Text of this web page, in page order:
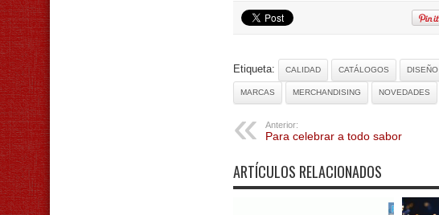
Etiqueta: CALIDAD CATÁLOGOS DISEÑO
MARCAS MERCHANDISING NOVEDADES
Anterior:
Para celebrar a todo sabor
ARTÍCULOS RELACIONADOS